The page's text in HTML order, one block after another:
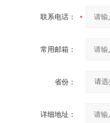
联系电话：
常用邮箱：
省份：
详细地址：